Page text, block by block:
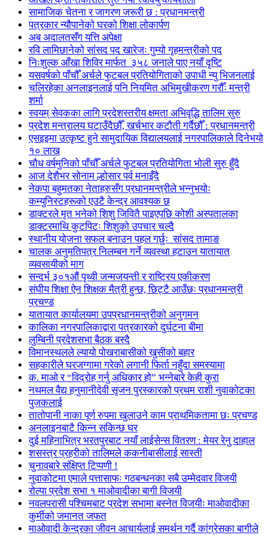
सामाजिक चेतना र जागरण जरूरी छ : प्रधानमन्त्री
पत्रकार न्यौपानेको घरको शिक्षा लोकार्पण
अब अदालतसँग यत्ति अपेक्षा
रवि लामिछानेको सांसद पद खारेजः गुम्यो गृहमन्त्रीको पद
निःशुल्क आँखा शिविर मार्फत ३५८ जनाले पाए नयाँ दृष्टि
यसवर्षको पाँचौँ अर्चले फुटबल प्रतियोगिताको उपाधी न्यु भिजनलाई
चलिरहेका अनलाइनलाई पनि नियमित अभिमुखीकरण गरौँः मन्त्री
शर्मा
स्वयम् सेवकका लागि प्रदेशस्तरीय क्षमता अभिवृद्धि तालिम सुरु
प्रदेश मन्त्रालय घटाउँदैछौँ, खर्चभार कटौती गर्दैछौँ : प्रधानमन्त्री
एसइइमा उत्कृष्ट हुने सामुदायिक विद्यालयलाई नगरपालिकाले दिनेभयो
१० लाख
चौध वर्षमुनिको पाँचौँ अर्चले फुटबल प्रतियोगिता भोली सुरु हुँदै
आज देशैभर सोनाम ल्होसार पर्व मनाइँदै
नेकपा बहुमतका नेताहरुसँग प्रधानमन्त्रीले भन्नुभयोः
कम्युनिस्टहरूको एउटै केन्द्र आवश्यक छ
डाक्टरले मृत भनेको शिशु जिवितै पाइएपछि कोशी अस्पतालका
डाक्टरमाथि कुटपिटः शिशुको उपचार चल्दै
स्थानीय योजना सफल बनाउन पहल गर्छुः सांसद तामाङ
चालक अनुमतिपत्र निलम्बन गर्ने व्यवस्था हटाउन यातायात
व्यवसायीको माग
सन्दर्भ ३०१औं पृथ्वी जन्मजयन्ती र राष्ट्रिय एकीकरण
संघीय शिक्षा ऐन शिक्षक मैत्री हुन्छ, छिट्टै आउँछः प्रधानमन्त्री
प्रचण्ड
यातायात कार्यालयमा उपप्रधानमन्त्रीको अनुगमन
कालिका नगरपालिकाद्वारा पत्रकारको दुर्घटना बीमा
लुम्बिनी प्रदेशसभा बैठक बस्दै
विमानस्थलले ल्यायो पोखराबासीको खुसीको बहार
सहकारीले घरजग्गामा गरेको लगानी फिर्ता नहुँदा समस्यामा
क. माओ र “विद्रोह गर्नु अधिकार हो” भन्नेबारे केही कुरा
नथमल वैद्य हनुमानीदेवी सृजन पुरस्कारको प्रथम राशी नुवाकोटका
पुजकलाई
तातोपानी नाका पूर्ण रुपमा खुलाउने काम प्राथमिकतामा छः प्रचण्ड
अनलाइनबाटै किन्न सकिन्छ घर
दुई महिनाभित्र भरतपुरबाट नयाँ लाईसेन्स वितरण : मेयर रेनु दाहाल
शसस्त्र प्रहरीको तालिमले ककनीबासीलाई सास्ती
चुनावबारे संक्षिप्त टिप्पणी !
नुवाकोटमा एमाले पत्तासाफः गठबन्धनका सबै उम्मेदवार विजयी
रोल्पा प्रदेश सभा १ माओवादीका बागी विजयी
नवलपरासी पश्चिमबाट प्रदेश सभामा बस्नेत विजयीः माओवादीका
कुर्मीको जमानत जफत
माओवादी केन्द्रका जीवन आचार्यलाई समर्थन गर्दै कांग्रेसका बागीले